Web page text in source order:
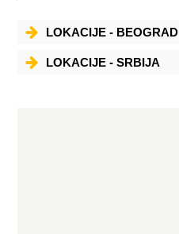
LOKACIJE - BEOGRAD
LOKACIJE - SRBIJA